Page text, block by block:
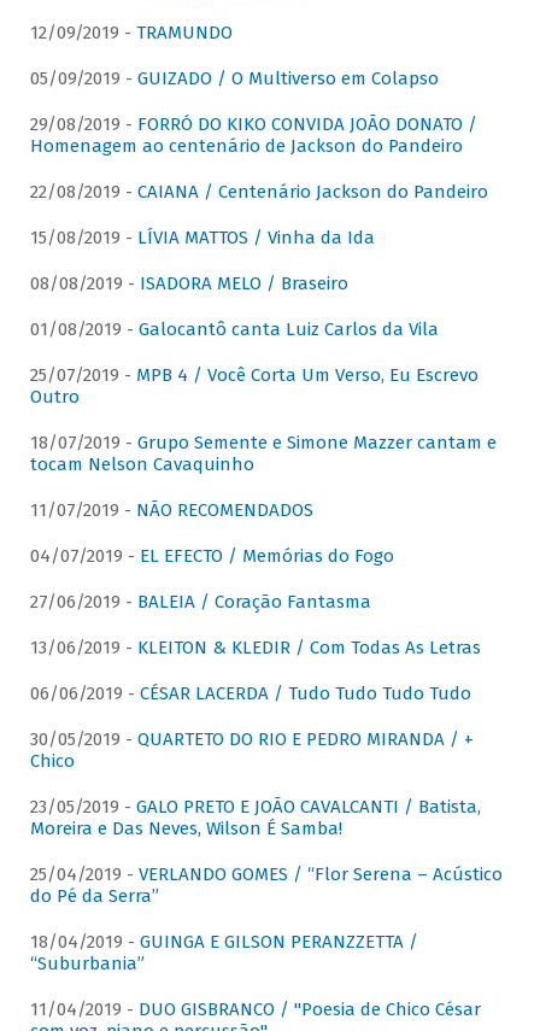
12/09/2019 - TRAMUNDO
05/09/2019 - GUIZADO / O Multiverso em Colapso
29/08/2019 - FORRÓ DO KIKO CONVIDA JOÃO DONATO /
Homenagem ao centenário de Jackson do Pandeiro
22/08/2019 - CAIANA / Centenário Jackson do Pandeiro
15/08/2019 - LÍVIA MATTOS / Vinha da Ida
08/08/2019 - ISADORA MELO / Braseiro
01/08/2019 - Galocantô canta Luiz Carlos da Vila
25/07/2019 - MPB 4 / Você Corta Um Verso, Eu Escrevo
Outro
18/07/2019 - Grupo Semente e Simone Mazzer cantam e
tocam Nelson Cavaquinho
11/07/2019 - NÃO RECOMENDADOS
04/07/2019 - EL EFECTO / Memórias do Fogo
27/06/2019 - BALEIA / Coração Fantasma
13/06/2019 - KLEITON & KLEDIR / Com Todas As Letras
06/06/2019 - CÉSAR LACERDA / Tudo Tudo Tudo Tudo
30/05/2019 - QUARTETO DO RIO E PEDRO MIRANDA / +
Chico
23/05/2019 - GALO PRETO E JOÃO CAVALCANTI / Batista,
Moreira e Das Neves, Wilson É Samba!
25/04/2019 - VERLANDO GOMES / “Flor Serena – Acústico
do Pé da Serra”
18/04/2019 - GUINGA E GILSON PERANZZETTA /
“Suburbania”
11/04/2019 - DUO GISBRANCO / "Poesia de Chico César